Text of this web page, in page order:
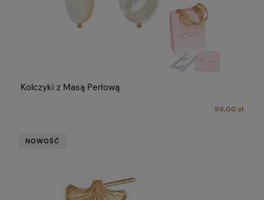
Kolczyki z Masą Perłową
99,00 zł
NOWOŚĆ